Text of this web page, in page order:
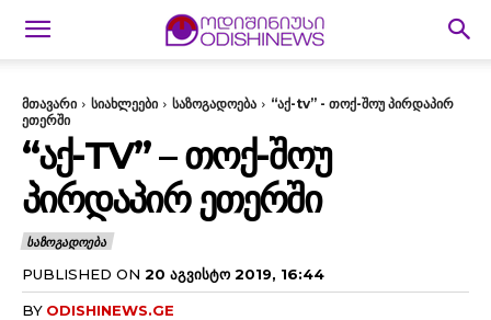
მთავარი სიახლეები საზოგადოება
“აქ-tv” - თოქ-შოუ პირდაპირ
ეთერში
“ᲐᲥ-TV” – ᲗᲝᲥ-ᲨᲝᲣ
ᲞᲘᲠᲓᲐᲞᲘᲠ ᲔᲗᲔᲠᲨᲘ
ᲡᲐᲖᲝᲒᲐᲓᲝᲔᲑᲐ
PUBLISHED ON 20 ᲐᲒᲕᲘᲡᲢᲝ 2019, 16:44
BY ODISHINEWS.GE